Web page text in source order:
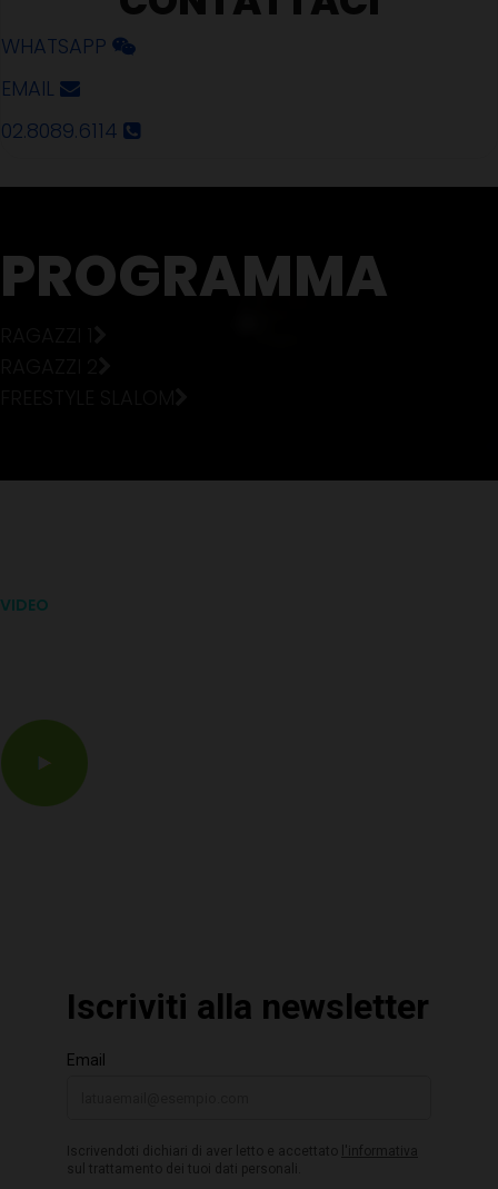
WHATSAPP
EMAIL
02.8089.6114
PROGRAMMA
VIDEO